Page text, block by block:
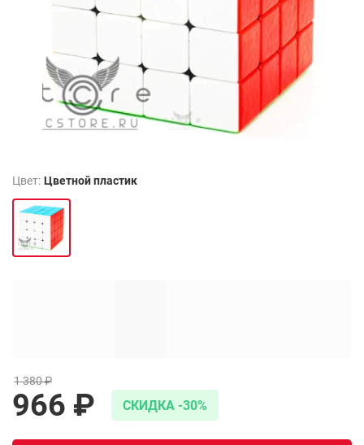
Цвет: Цветной пластик
966 ₽
1 380 ₽
CКИДКА -30%